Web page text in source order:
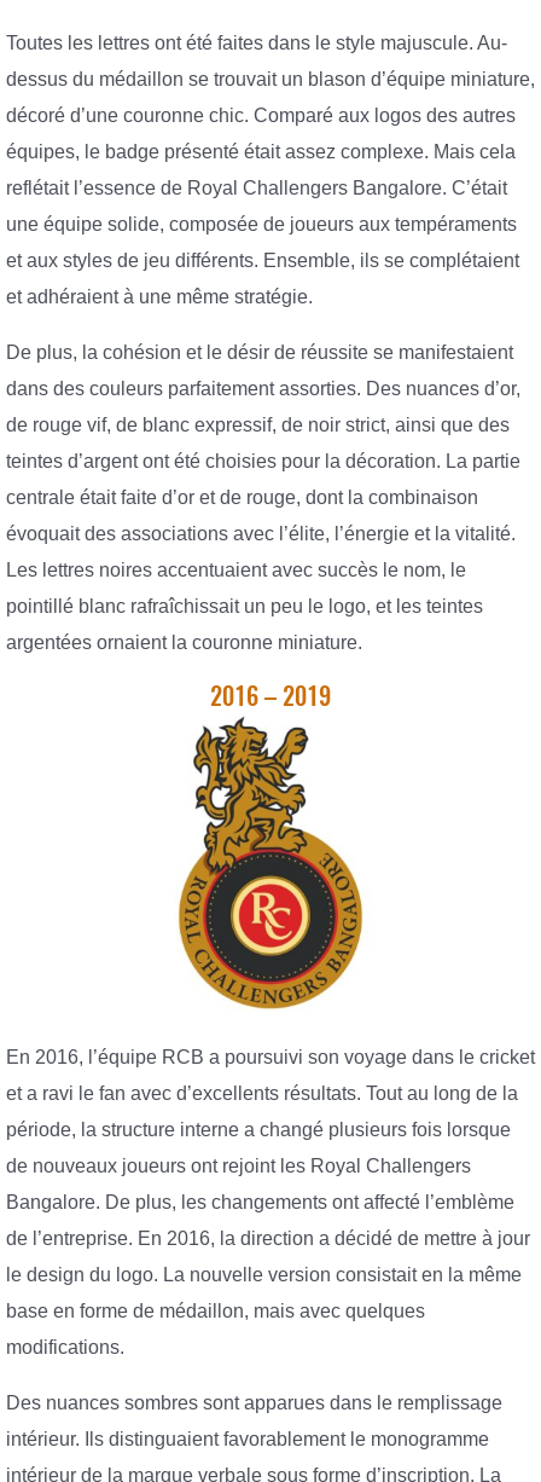
Toutes les lettres ont été faites dans le style majuscule. Au-
dessus du médaillon se trouvait un blason d’équipe miniature,
décoré d’une couronne chic. Comparé aux logos des autres
équipes, le badge présenté était assez complexe. Mais cela
reflétait l’essence de Royal Challengers Bangalore. C’était
une équipe solide, composée de joueurs aux tempéraments
et aux styles de jeu différents. Ensemble, ils se complétaient
et adhéraient à une même stratégie.
De plus, la cohésion et le désir de réussite se manifestaient
dans des couleurs parfaitement assorties. Des nuances d’or,
de rouge vif, de blanc expressif, de noir strict, ainsi que des
teintes d’argent ont été choisies pour la décoration. La partie
centrale était faite d’or et de rouge, dont la combinaison
évoquait des associations avec l’élite, l’énergie et la vitalité.
Les lettres noires accentuaient avec succès le nom, le
pointillé blanc rafraîchissait un peu le logo, et les teintes
argentées ornaient la couronne miniature.
2016 – 2019
En 2016, l’équipe RCB a poursuivi son voyage dans le cricket
et a ravi le fan avec d’excellents résultats. Tout au long de la
période, la structure interne a changé plusieurs fois lorsque
de nouveaux joueurs ont rejoint les Royal Challengers
Bangalore. De plus, les changements ont affecté l’emblème
de l’entreprise. En 2016, la direction a décidé de mettre à jour
le design du logo. La nouvelle version consistait en la même
base en forme de médaillon, mais avec quelques
modifications.
Des nuances sombres sont apparues dans le remplissage
intérieur. Ils distinguaient favorablement le monogramme
intérieur de la marque verbale sous forme d’inscription. La